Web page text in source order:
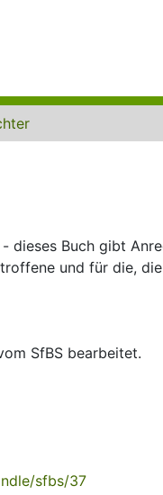
dieses Buch gibt
und für die,
SfBS bearbeitet.
sfbs/37